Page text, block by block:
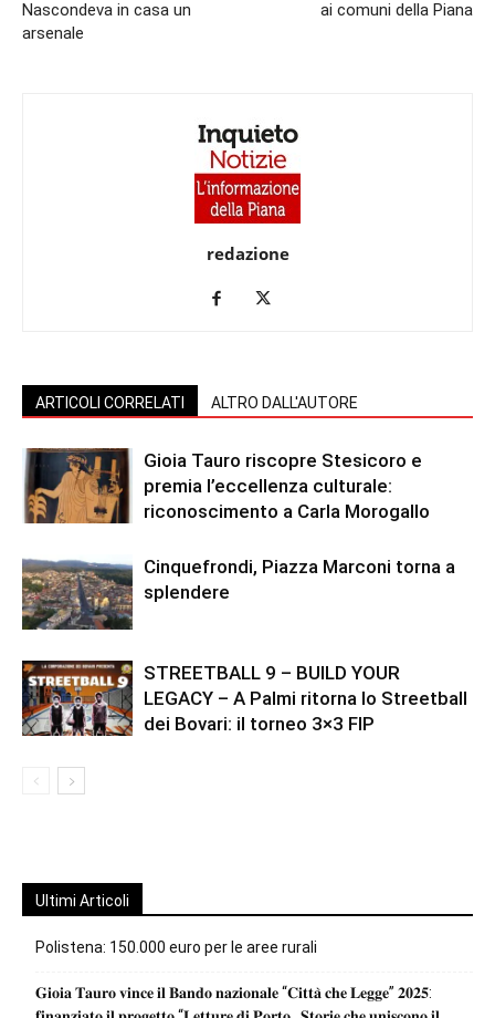
Nascondeva in casa un
arsenale
ai comuni della Piana
redazione
ARTICOLI CORRELATI ALTRO DALL'AUTORE
Gioia Tauro riscopre Stesicoro e
premia l’eccellenza culturale:
riconoscimento a Carla Morogallo
Cinquefrondi, Piazza Marconi torna a
splendere
STREETBALL 9 – BUILD YOUR
LEGACY – A Palmi ritorna lo Streetball
dei Bovari: il torneo 3×3 FIP
Ultimi Articoli
Polistena: 150.000 euro per le aree rurali
𝐆𝐢𝐨𝐢𝐚 𝐓𝐚𝐮𝐫𝐨 𝐯𝐢𝐧𝐜𝐞 𝐢𝐥 𝐁𝐚𝐧𝐝𝐨 𝐧𝐚𝐳𝐢𝐨𝐧𝐚𝐥𝐞 “𝐂𝐢𝐭𝐭𝐚̀ 𝐜𝐡𝐞 𝐋𝐞𝐠𝐠𝐞” 𝟐𝟎𝟐𝟓: